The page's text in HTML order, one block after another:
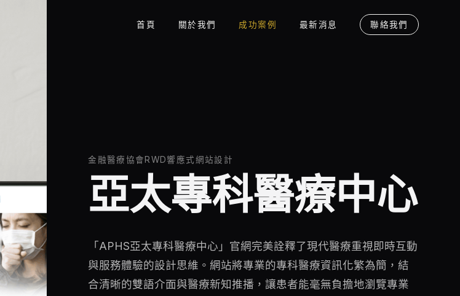
首頁 關於我們 成功案例 最新消息 聯絡我們
金融醫療協會RWD響應式網站設計
亞太專科醫療中心
「APHS亞太專科醫療中心」官網完美詮釋了現代醫療重視即時互動
與服務體驗的設計思維。網站將專業的專科醫療資訊化繁為簡，結
合清晰的雙語介面與醫療新知推播，讓患者能毫無負擔地瀏覽專業